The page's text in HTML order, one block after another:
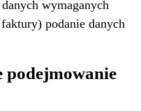
wymaganych
podanie danych
podejmowanie